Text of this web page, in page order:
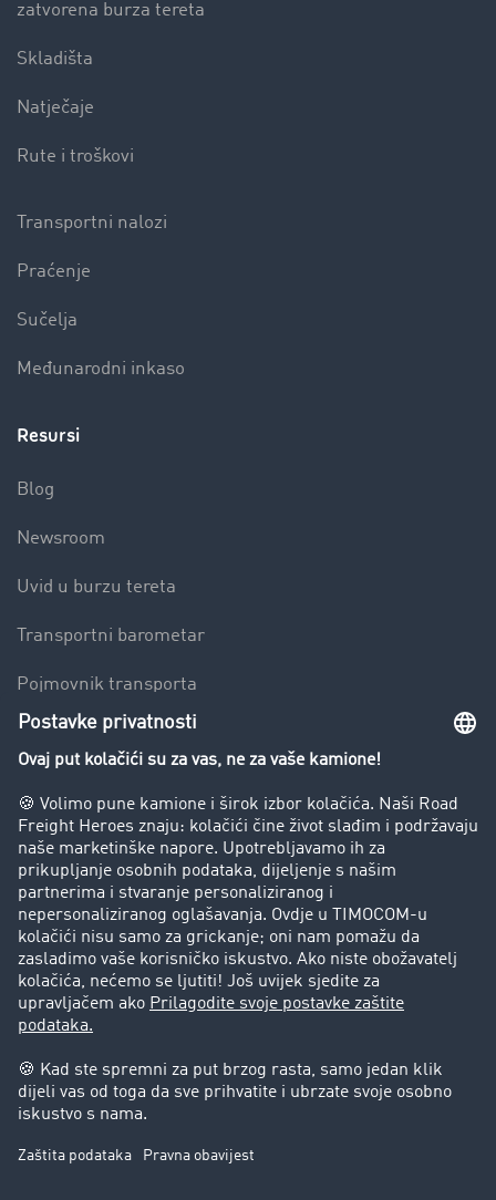
zatvorena burza tereta
Skladišta
Natječaje
Rute i troškovi
Transportni nalozi
Praćenje
Sučelja
Međunarodni inkaso
Resursi
Blog
Newsroom
Uvid u burzu tereta
Transportni barometar
Pojmovnik transporta
Zabrana vožnje za kamione
Poduzeće
Priče o uspjehu
Stranke preporučuju stranku
Pravna pitanja
Impresum
Zaštita podataka
Kolačić-Postavke